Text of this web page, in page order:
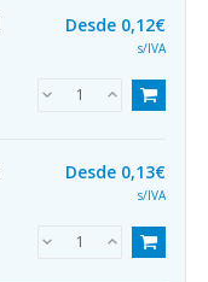
Desde 0,12€
s/IVA
Desde 0,13€
s/IVA